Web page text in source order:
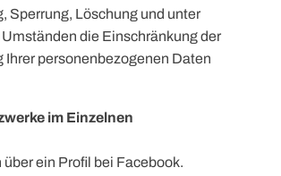
Sperrung, Löschung und unter
die Einschränkung der
Ihrer personenbezogenen Daten
im Einzelnen
über ein Profil bei Facebook.